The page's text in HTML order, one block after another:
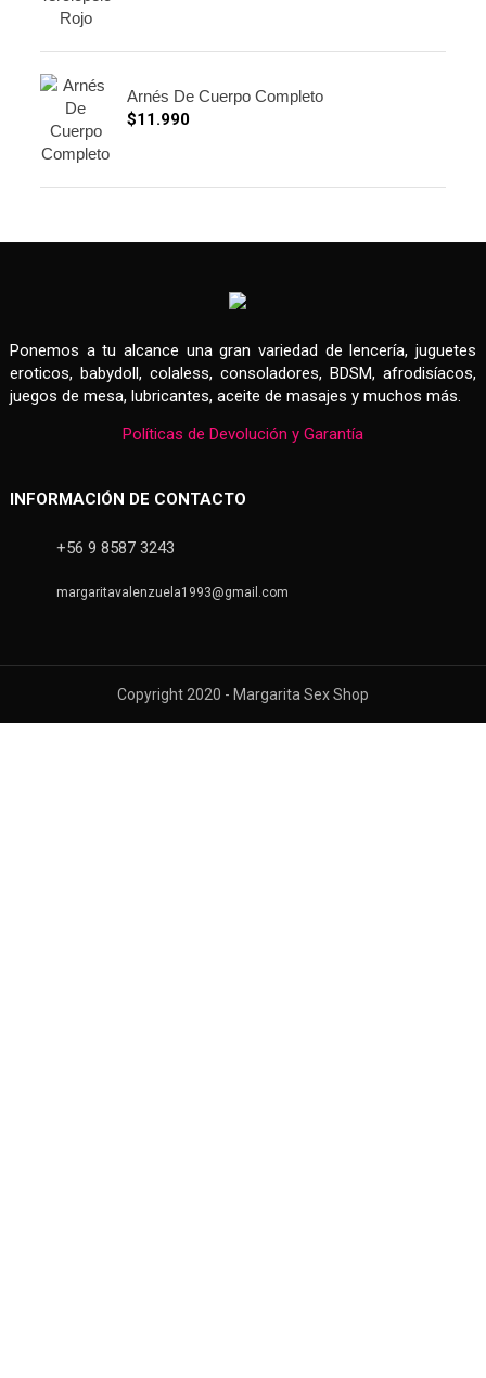
Arnés De Cuerpo Completo
$11.990
Ponemos a tu alcance una gran variedad de lencería, juguetes
eroticos, babydoll, colaless, consoladores, BDSM, afrodisíacos,
juegos de mesa, lubricantes, aceite de masajes y muchos más.
Políticas de Devolución y Garantía
INFORMACIÓN DE CONTACTO
+56 9 8587 3243
margaritavalenzuela1993@gmail.com
Copyright 2020 - Margarita Sex Shop